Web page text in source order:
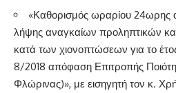
«Καθορισμός ωραρίου 24ωρης
λήψης αναγκαίων προληπτικών
κατά των χιονοπτώσεων για το
8/2018 απόφαση Επιτροπής
Φλώρινας)», με εισηγητή τον κ.